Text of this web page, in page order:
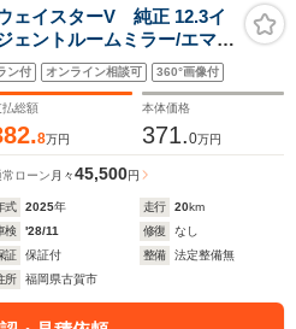
ェイスターV 純正 12.3イ
ェントルームミラー/エマー
ー両側電動スライドドア/
線逸脱防止支援システム
ン付 オンライン相談可 360°画像付
払総額
8万円
本体価格
371.0万円
常ローン 月々45,500円
式 2025年 走行 20km
検
'28/11 修復
なし
証
保証付 整備
法定整備無
所
福岡県古賀市